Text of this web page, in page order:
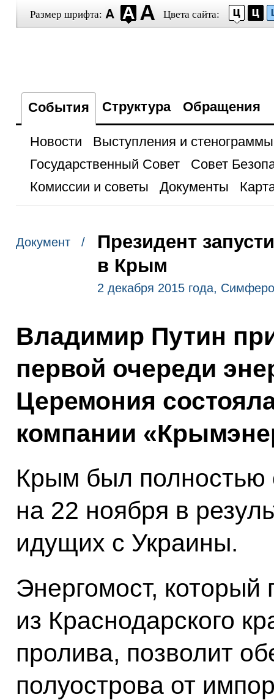
Размер шрифта: Цвета сайта:
События Структура Обращения
Новости
Выступления и стенограммы
Государственный Совет
Совет
Комиссии и советы
Документы
Документ /
Президент
в Крым
2 декабря 2015 года,
Владимир Путин
первой очереди
Церемония
компании
Крым был полностью
на 22 ноября в
идущих с Украины.
Энергомост, который
из Краснодарского
пролива, позволит
полуострова от